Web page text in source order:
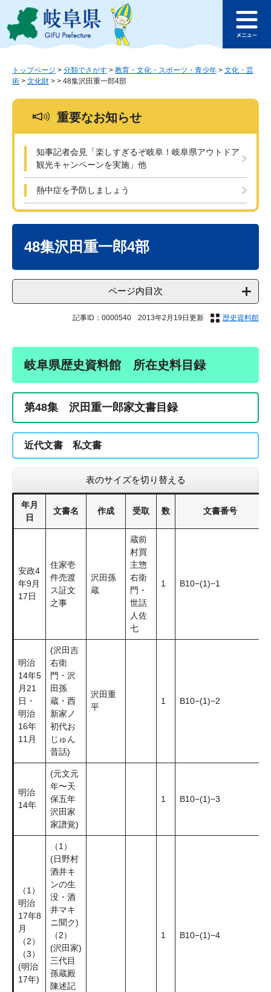
ジ
ュ
このページの本文へ
ュ
トップページ > 分類でさがす > 教育・文化・スポーツ・青少年 > 文化・芸
術 > 文化財 > > 48集沢田重一郎4部
重要なお知らせ
知事記者会見「楽しすぎるぞ岐阜！岐阜県アウトドア
観光キャンペーンを実施」他
熱中症を予防しましょう
48集沢田重一郎4部
ページ内目次
記事ID：0000540 2013年2月19日更新 歴史資料館
岐阜県歴史資料館 所在史料目録
第48集 沢田重一郎家文書目録
近代文書 私文書
表のサイズを切り替える
年月
日
文書名 作成 受取 数 文書番号
安政4
年9月
17日
住家壱
件売渡
ス証文
之事
沢田孫
蔵
蔵前
村買
主惣
右衛
門・
世話
人佐
七
1 B10−(1)−1
明治
14年5
月21
日・
明治
16年
11月
(沢田吉
右衛
門・沢
田孫
蔵・西
新家ノ
初代お
じゅん
昔話)
沢田重
平
1 B10−(1)−2
明治
14年
(元文元
年〜天
保五年
沢田家
家譜覚)
1 B10−(1)−3
（1）
明治
17年8
月
（2）
（3）
(明治
17年)
（1）
(日野村
酒井キ
ンの生
没・酒
井マキ
ニ聞ク)
（2）
(沢田家)
三代目
孫蔵殿
陳述記
1 B10−(1)−4